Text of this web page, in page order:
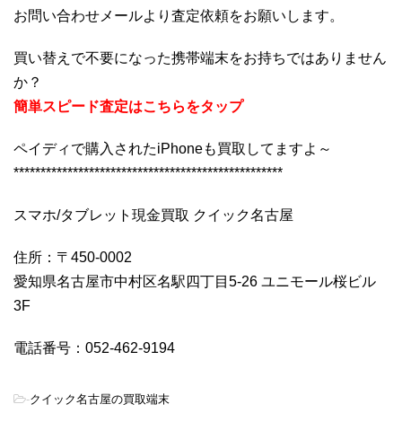
お問い合わせメールより査定依頼をお願いします。
買い替えで不要になった携帯端末をお持ちではありません
か？
簡単スピード査定はこちらをタップ
ペイディで購入されたiPhoneも買取してますよ～
**************************************************
スマホ/タブレット現金買取 クイック名古屋
住所：〒450-0002
愛知県名古屋市中村区名駅四丁目5-26 ユニモール桜ビル
3F
電話番号：052-462-9194
-クイック名古屋の買取端末